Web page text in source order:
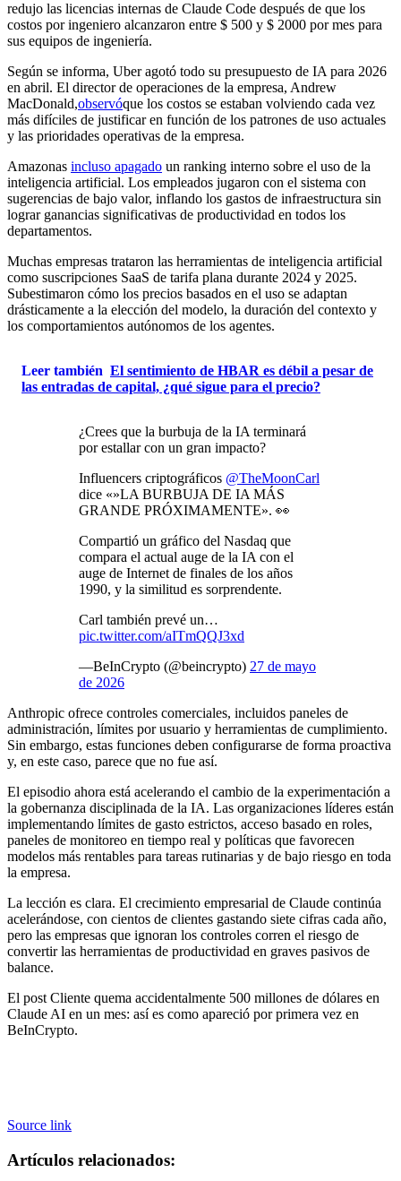
redujo las licencias internas de Claude Code después de que los
costos por ingeniero alcanzaron entre $ 500 y $ 2000 por mes para
sus equipos de ingeniería.
Según se informa, Uber agotó todo su presupuesto de IA para 2026
en abril. El director de operaciones de la empresa, Andrew
MacDonald,observóque los costos se estaban volviendo cada vez
más difíciles de justificar en función de los patrones de uso actuales
y las prioridades operativas de la empresa.
Amazonas incluso apagado un ranking interno sobre el uso de la
inteligencia artificial. Los empleados jugaron con el sistema con
sugerencias de bajo valor, inflando los gastos de infraestructura sin
lograr ganancias significativas de productividad en todos los
departamentos.
Muchas empresas trataron las herramientas de inteligencia artificial
como suscripciones SaaS de tarifa plana durante 2024 y 2025.
Subestimaron cómo los precios basados ​​en el uso se adaptan
drásticamente a la elección del modelo, la duración del contexto y
los comportamientos autónomos de los agentes.
Leer también El sentimiento de HBAR es débil a pesar de
las entradas de capital, ¿qué sigue para el precio?
¿Crees que la burbuja de la IA terminará
por estallar con un gran impacto?
Influencers criptográficos @TheMoonCarl
dice «»LA BURBUJA DE IA MÁS
GRANDE PRÓXIMAMENTE». 👀
Compartió un gráfico del Nasdaq que
compara el actual auge de la IA con el
auge de Internet de finales de los años
1990, y la similitud es sorprendente.
Carl también prevé un…
pic.twitter.com/aITmQQJ3xd
—BeInCrypto (@beincrypto) 27 de mayo
de 2026
Anthropic ofrece controles comerciales, incluidos paneles de
administración, límites por usuario y herramientas de cumplimiento.
Sin embargo, estas funciones deben configurarse de forma proactiva
y, en este caso, parece que no fue así.
El episodio ahora está acelerando el cambio de la experimentación a
la gobernanza disciplinada de la IA. Las organizaciones líderes están
implementando límites de gasto estrictos, acceso basado en roles,
paneles de monitoreo en tiempo real y políticas que favorecen
modelos más rentables para tareas rutinarias y de bajo riesgo en toda
la empresa.
La lección es clara. El crecimiento empresarial de Claude continúa
acelerándose, con cientos de clientes gastando siete cifras cada año,
pero las empresas que ignoran los controles corren el riesgo de
convertir las herramientas de productividad en graves pasivos de
balance.
El post Cliente quema accidentalmente 500 millones de dólares en
Claude AI en un mes: así es como apareció por primera vez en
BeInCrypto.
Source link
Artículos relacionados: